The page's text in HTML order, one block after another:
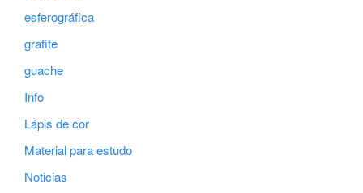
esferográfica
grafite
guache
Info
Lápis de cor
Material para estudo
Noticias